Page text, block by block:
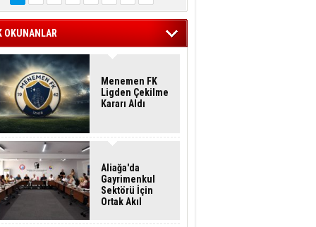
OKUNANLAR
Menemen FK
Ligden Çekilme
Kararı Aldı
Aliağa'da
Gayrimenkul
Sektörü İçin
Ortak Akıl